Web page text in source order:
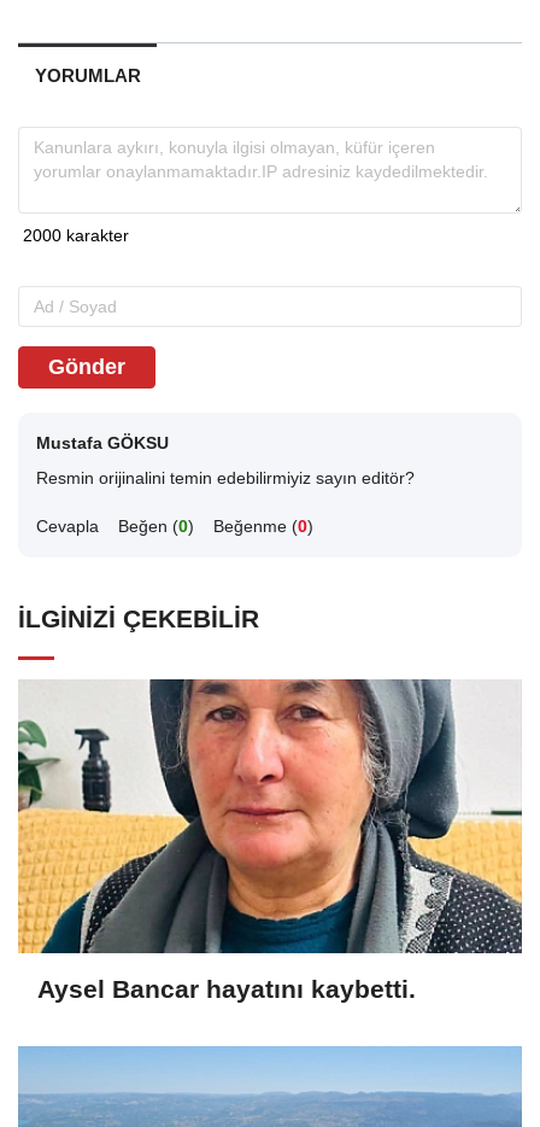
YORUMLAR
Gönder
Mustafa GÖKSU
Resmin orijinalini temin edebilirmiyiz sayın editör?
Cevapla Beğen (0) Beğenme (0)
İLGINIZI ÇEKEBILIR
Aysel Bancar hayatını kaybetti.